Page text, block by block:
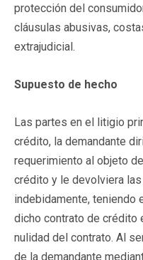
protección del
cláusulas abusivas,
extrajudicial.
Supuesto de hecho
Las partes en el litigio
crédito, la demandante
requerimiento al objeto
crédito y le devolviera
indebidamente, teniendo
dicho contrato de crédito
nulidad del contrato. Al
de la demandante